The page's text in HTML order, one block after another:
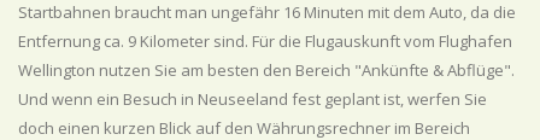
Startbahnen braucht man ungefähr 16 Minuten mit dem Auto, da die
Entfernung ca. 9 Kilometer sind. Für die Flugauskunft vom Flughafen
Wellington nutzen Sie am besten den Bereich "Ankünfte & Abflüge".
Und wenn ein Besuch in Neuseeland fest geplant ist, werfen Sie
doch einen kurzen Blick auf den Währungsrechner im Bereich